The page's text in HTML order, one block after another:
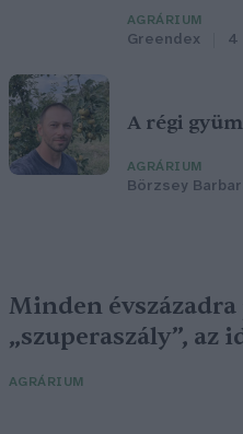
AGRÁRIUM
Greendex 4
A régi
AGRÁRIUM
Börzsey
Minden
„szuperaszály”, az
AGRÁRIUM